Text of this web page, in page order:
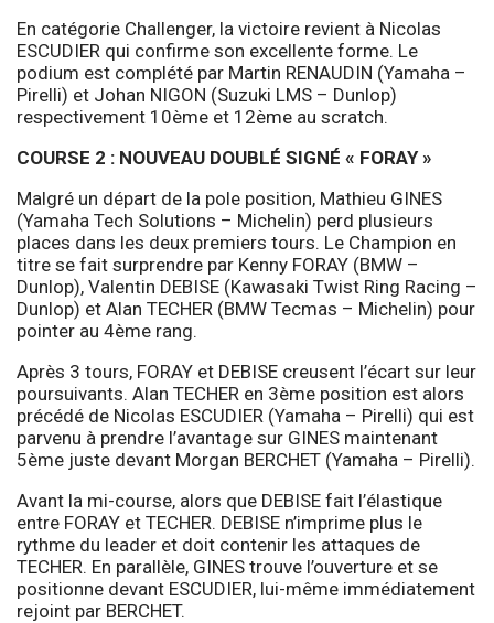
En catégorie Challenger, la victoire revient à Nicolas
ESCUDIER qui confirme son excellente forme. Le
podium est complété par Martin RENAUDIN (Yamaha –
Pirelli) et Johan NIGON (Suzuki LMS – Dunlop)
respectivement 10ème et 12ème au scratch.
COURSE 2 : NOUVEAU DOUBLÉ SIGNÉ « FORAY »
Malgré un départ de la pole position, Mathieu GINES
(Yamaha Tech Solutions – Michelin) perd plusieurs
places dans les deux premiers tours. Le Champion en
titre se fait surprendre par Kenny FORAY (BMW –
Dunlop), Valentin DEBISE (Kawasaki Twist Ring Racing –
Dunlop) et Alan TECHER (BMW Tecmas – Michelin) pour
pointer au 4ème rang.
Après 3 tours, FORAY et DEBISE creusent l’écart sur leur
poursuivants. Alan TECHER en 3ème position est alors
précédé de Nicolas ESCUDIER (Yamaha – Pirelli) qui est
parvenu à prendre l’avantage sur GINES maintenant
5ème juste devant Morgan BERCHET (Yamaha – Pirelli).
Avant la mi-course, alors que DEBISE fait l’élastique
entre FORAY et TECHER. DEBISE n’imprime plus le
rythme du leader et doit contenir les attaques de
TECHER. En parallèle, GINES trouve l’ouverture et se
positionne devant ESCUDIER, lui-même immédiatement
rejoint par BERCHET.